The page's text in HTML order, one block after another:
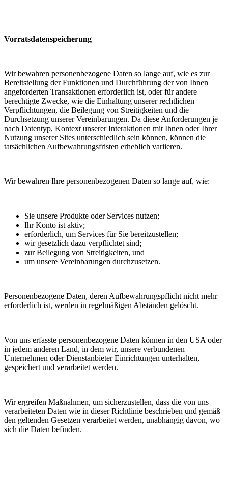
Vorratsdatenspeicherung
Wir bewahren personenbezogene Daten so lange auf, wie es zur
Bereitstellung der Funktionen und Durchführung der von Ihnen
angeforderten Transaktionen erforderlich ist, oder für andere
berechtigte Zwecke, wie die Einhaltung unserer rechtlichen
Verpflichtungen, die Beilegung von Streitigkeiten und die
Durchsetzung unserer Vereinbarungen. Da diese Anforderungen je
nach Datentyp, Kontext unserer Interaktionen mit Ihnen oder Ihrer
Nutzung unserer Sites unterschiedlich sein können, können die
tatsächlichen Aufbewahrungsfristen erheblich variieren.
Wir bewahren Ihre personenbezogenen Daten so lange auf, wie:
Sie unsere Produkte oder Services nutzen;
Ihr Konto ist aktiv;
erforderlich, um Services für Sie bereitzustellen;
wir gesetzlich dazu verpflichtet sind;
zur Beilegung von Streitigkeiten, und
um unsere Vereinbarungen durchzusetzen.
Personenbezogene Daten, deren Aufbewahrungspflicht nicht mehr
erforderlich ist, werden in regelmäßigen Abständen gelöscht.
Von uns erfasste personenbezogene Daten können in den USA oder
in jedem anderen Land, in dem wir, unsere verbundenen
Unternehmen oder Dienstanbieter Einrichtungen unterhalten,
gespeichert und verarbeitet werden.
Wir ergreifen Maßnahmen, um sicherzustellen, dass die von uns
verarbeiteten Daten wie in dieser Richtlinie beschrieben und gemäß
den geltenden Gesetzen verarbeitet werden, unabhängig davon, wo
sich die Daten befinden.